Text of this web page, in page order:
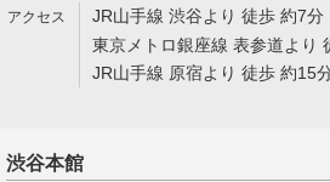
JR山手線 渋谷より 徒歩 約7分
東京メトロ銀座線 表参道より
JR山手線 原宿より 徒歩 約15
渋谷本館